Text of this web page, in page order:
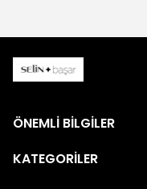
ÖNEMLİ BİLGİLER
KATEGORİLER